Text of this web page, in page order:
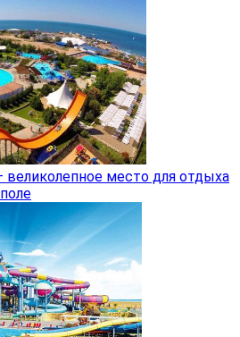
великолепное место для отдыха